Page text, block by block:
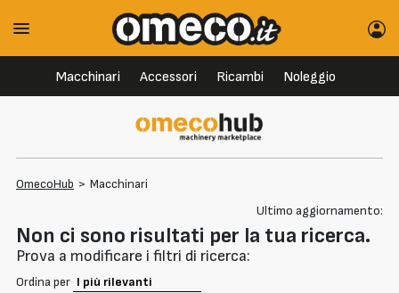
Macchinari Accessori Ricambi Noleggio
OmecoHub > Macchinari
Ultimo aggiornamento:
Non ci sono risultati per la tua ricerca.
Prova a modificare i filtri di ricerca:
Ordina per